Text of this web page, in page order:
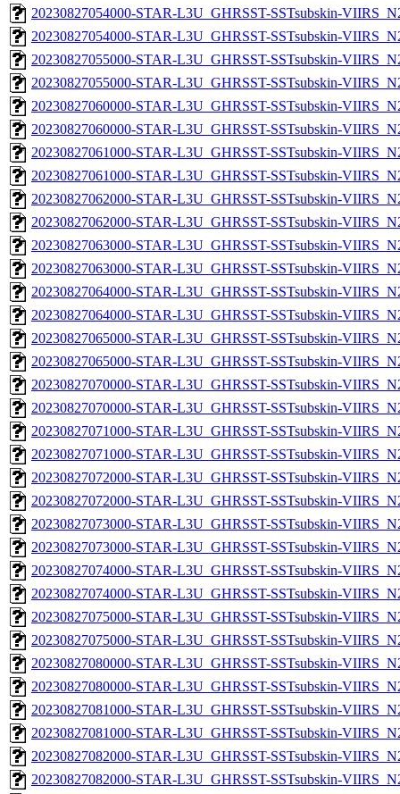
20230827054000-STAR-L3U_GHRSST-SSTsubskin-
20230827054000-STAR-L3U_GHRSST-SSTsubskin-
20230827055000-STAR-L3U_GHRSST-SSTsubskin-
20230827055000-STAR-L3U_GHRSST-SSTsubskin-
20230827060000-STAR-L3U_GHRSST-SSTsubskin-
20230827060000-STAR-L3U_GHRSST-SSTsubskin-
20230827061000-STAR-L3U_GHRSST-SSTsubskin-
20230827061000-STAR-L3U_GHRSST-SSTsubskin-
20230827062000-STAR-L3U_GHRSST-SSTsubskin-
20230827062000-STAR-L3U_GHRSST-SSTsubskin-
20230827063000-STAR-L3U_GHRSST-SSTsubskin-
20230827063000-STAR-L3U_GHRSST-SSTsubskin-
20230827064000-STAR-L3U_GHRSST-SSTsubskin-
20230827064000-STAR-L3U_GHRSST-SSTsubskin-
20230827065000-STAR-L3U_GHRSST-SSTsubskin-
20230827065000-STAR-L3U_GHRSST-SSTsubskin-
20230827070000-STAR-L3U_GHRSST-SSTsubskin-
20230827070000-STAR-L3U_GHRSST-SSTsubskin-
20230827071000-STAR-L3U_GHRSST-SSTsubskin-
20230827071000-STAR-L3U_GHRSST-SSTsubskin-
20230827072000-STAR-L3U_GHRSST-SSTsubskin-
20230827072000-STAR-L3U_GHRSST-SSTsubskin-
20230827073000-STAR-L3U_GHRSST-SSTsubskin-
20230827073000-STAR-L3U_GHRSST-SSTsubskin-
20230827074000-STAR-L3U_GHRSST-SSTsubskin-
20230827074000-STAR-L3U_GHRSST-SSTsubskin-
20230827075000-STAR-L3U_GHRSST-SSTsubskin-
20230827075000-STAR-L3U_GHRSST-SSTsubskin-
20230827080000-STAR-L3U_GHRSST-SSTsubskin-
20230827080000-STAR-L3U_GHRSST-SSTsubskin-
20230827081000-STAR-L3U_GHRSST-SSTsubskin-
20230827081000-STAR-L3U_GHRSST-SSTsubskin-
20230827082000-STAR-L3U_GHRSST-SSTsubskin-
20230827082000-STAR-L3U_GHRSST-SSTsubskin-